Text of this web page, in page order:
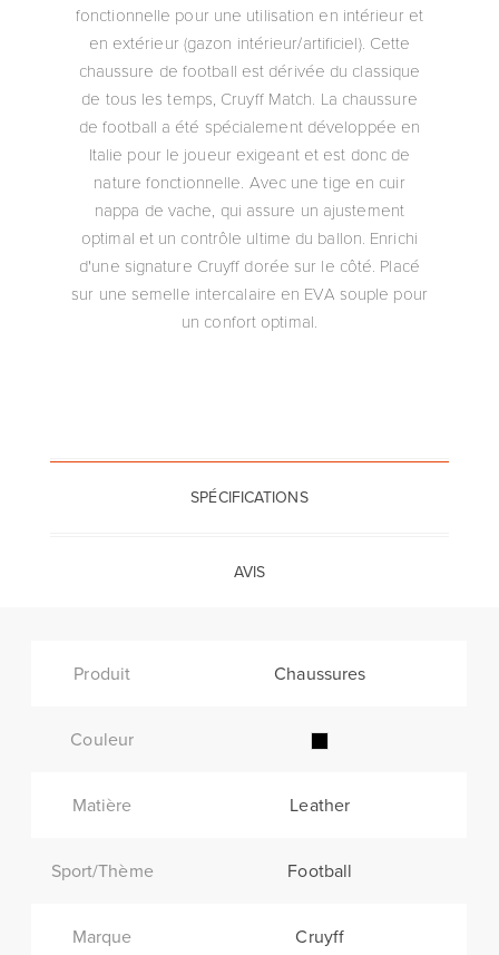
fonctionnelle pour une utilisation en intérieur et
en extérieur (gazon intérieur/artificiel). Cette
chaussure de football est dérivée du classique
de tous les temps, Cruyff Match. La chaussure
de football a été spécialement développée en
Italie pour le joueur exigeant et est donc de
nature fonctionnelle. Avec une tige en cuir
nappa de vache, qui assure un ajustement
optimal et un contrôle ultime du ballon. Enrichi
d'une signature Cruyff dorée sur le côté. Placé
sur une semelle intercalaire en EVA souple pour
un confort optimal.
SPÉCIFICATIONS
AVIS
Produit Chaussures
Couleur
Matière Leather
Sport/Thème Football
Marque Cruyff